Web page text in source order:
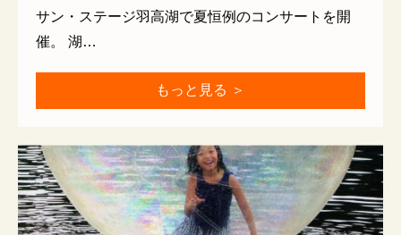
サン・ステージ羽高湖で夏恒例のコンサートを開
催。 湖…
もっと見る ＞